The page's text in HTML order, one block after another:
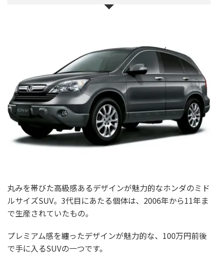
丸みを帯びた高級感あるデザインが魅力的なホンダのミド
ルサイズSUV。3代目にあたる個体は、2006年から11年ま
で生産されていたもの。
プレミアム感を纏ったデザインが魅力的な、100万円前後
で手に入るSUVの一つです。